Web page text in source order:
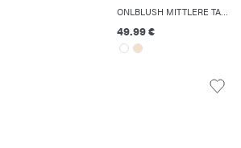
ONLBLUSH MITTLERE TAILLE GERADE GESCHNITTEN JEANS
49.99 €